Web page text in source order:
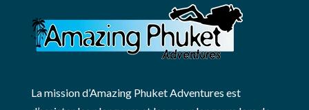
La mission d’Amazing Phuket Adventures est